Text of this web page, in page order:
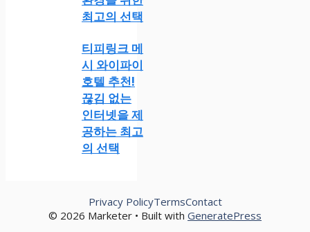
최고의 선택
티피링크 메
시 와이파이
호텔 추천!
끊김 없는
인터넷을 제
공하는 최고
의 선택
© 2026 Marketer • Built with GeneratePress
Privacy PolicyTermsContact